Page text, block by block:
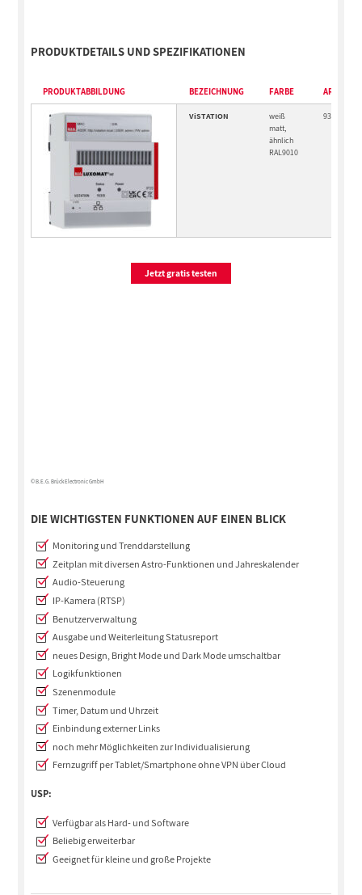
PRODUKTDETAILS UND SPEZIFIKATIONEN
PRODUKTABBILDUNG BEZEICHNUNG FARBE
ViSTATION
weiß
matt,
ähnlich
RAL9010
93335
Jetzt gratis testen
© B.E.G. Brück Electronic GmbH
DIE WICHTIGSTEN FUNKTIONEN AUF EINEN BLICK
Monitoring und Trenddarstellung
Zeitplan mit diversen Astro-Funktionen und Jahreskalender
Audio-Steuerung
IP-Kamera (RTSP)
Benutzerverwaltung
Ausgabe und Weiterleitung Statusreport
neues Design, Bright Mode und Dark Mode umschaltbar
Logikfunktionen
Szenenmodule
Timer, Datum und Uhrzeit
Einbindung externer Links
noch mehr Möglichkeiten zur Individualisierung
Fernzugriff per Tablet/Smartphone ohne VPN über Cloud
USP:
Verfügbar als Hard- und Software
Beliebig erweiterbar
Geeignet für kleine und große Projekte